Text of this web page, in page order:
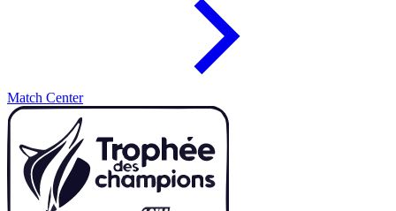
Match Center